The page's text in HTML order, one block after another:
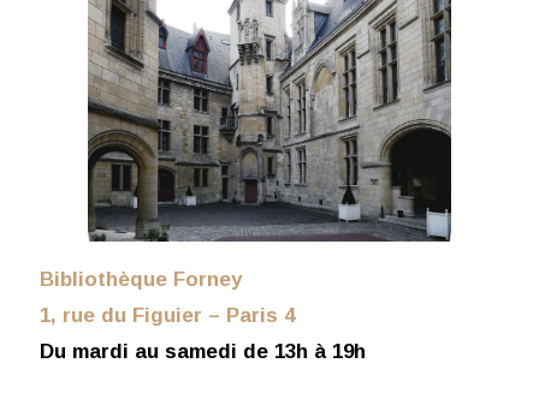
Bibliothèque Forney
1, rue du Figuier – Paris 4
Du mardi au samedi de 13h à 19h